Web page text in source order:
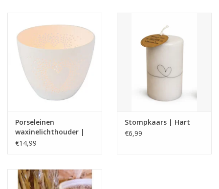
Relatiegeschenken & Bedankjes
Huisparfums
Merken
Porseleinen
waxinelichthouder |
Poetry light | hart |
€14,99
Stompkaars | Hart
€6,99